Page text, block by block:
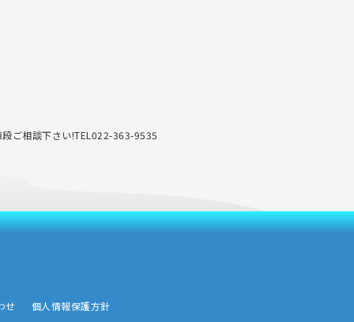
ご相談下さい!TEL022-363-9535
せ 個人情報保護方針